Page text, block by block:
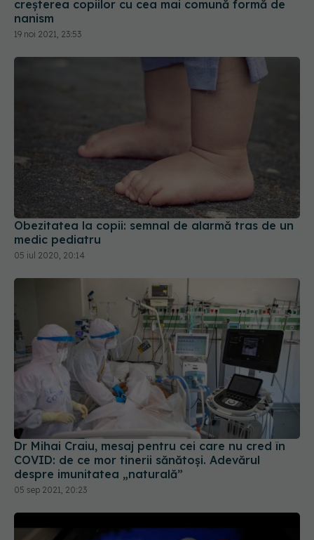
Obezitatea la copii: semnal de alarmă tras de un
medic pediatru
05 iul 2020, 20:14
Dr Mihai Craiu, mesaj pentru cei care nu cred în
COVID: de ce mor tinerii sănătoși. Adevărul
despre imunitatea „naturală”
05 sep 2021, 20:23